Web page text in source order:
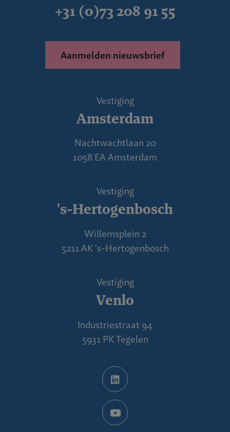
+31 (0)73 208 91 55
Aanmelden nieuwsbrief
Vestiging
Amsterdam
Nachtwachtlaan 20
1058 EA Amsterdam
Vestiging
's-Hertogenbosch
Willemsplein 2
5211 AK 's-Hertogenbosch
Vestiging
Venlo
Industriestraat 94
5931 PK Tegelen